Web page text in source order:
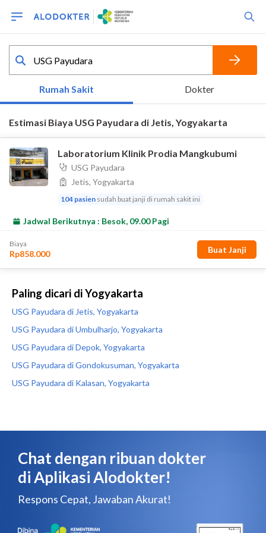
Paling dicari di Yogyakarta
USG Payudara di Jetis, Yogyakarta
USG Payudara di Umbulharjo, Yogyakarta
USG Payudara di Depok, Yogyakarta
USG Payudara di Gondokusuman, Yogyakarta
USG Payudara di Kalasan, Yogyakarta